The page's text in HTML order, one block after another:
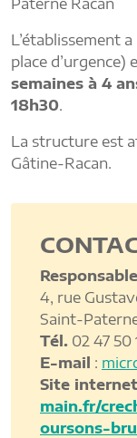
L’établissement
place d’urgence)
semaines à 4
18h30.
La structure est
Gâtine-Racan.
4, rue
Saint-
Tél. 02 47 50
E-mail :
Site
main.fr/
oursons-